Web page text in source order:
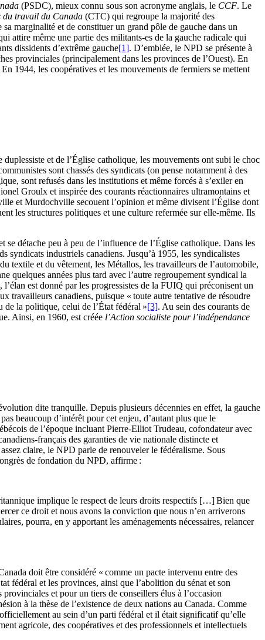
(PSDC), mieux connu sous son acronyme anglais, le CCF. Le
du travail du Canada (CTC) qui regroupe la majorité des
marginalité et de constituer un grand pôle de gauche dans un
attire même une partie des militants-es de la gauche radicale qui
dissidents d’extrême gauche[1]. D’emblée, le NPD se présente à
provinciales (principalement dans les provinces de l’Ouest). En
1944, les coopératives et les mouvements de fermiers se mettent
et de l’Église catholique, les mouvements ont subi le choc
sont chassés des syndicats (on pense notamment à des
sont refusés dans les institutions et même forcés à s’exiler en
Groulx et inspirée des courants réactionnaires ultramontains et
et Murdochville secouent l’opinion et même divisent l’Église dont
les structures politiques et une culture refermée sur elle-même. Ils
détache peu à peu de l’influence de l’Église catholique. Dans les
syndicats industriels canadiens. Jusqu’à 1955, les syndicalistes
textile et du vêtement, les Métallos, les travailleurs de l’automobile,
quelques années plus tard avec l’autre regroupement syndical la
est donné par les progressistes de la FUIQ qui préconisent un
travailleurs canadiens, puisque « toute autre tentative de résoudre
la politique, celui de l’État fédéral »[3]. Au sein des courants de
Ainsi, en 1960, est créée l’Action socialiste pour l’indépendance
dite tranquille. Depuis plusieurs décennies en effet, la gauche
beaucoup d’intérêt pour cet enjeu, d’autant plus que le
de l’époque incluant Pierre-Elliot Trudeau, cofondateur avec
français des garanties de vie nationale distincte et
claire, le NPD parle de renouveler le fédéralisme. Sous
de fondation du NPD, affirme :
implique le respect de leurs droits respectifs […] Bien que
ce droit et nous avons la conviction que nous n’en arriverons
pourra, en y apportant les aménagements nécessaires, relancer
doit être considéré « comme un pacte intervenu entre des
fédéral et les provinces, ainsi que l’abolition du sénat et son
et pour un tiers de conseillers élus à l’occasion
à la thèse de l’existence de deux nations au Canada. Comme
au sein d’un parti fédéral et il était significatif qu’elle
agricole, des coopératives et des professionnels et intellectuels